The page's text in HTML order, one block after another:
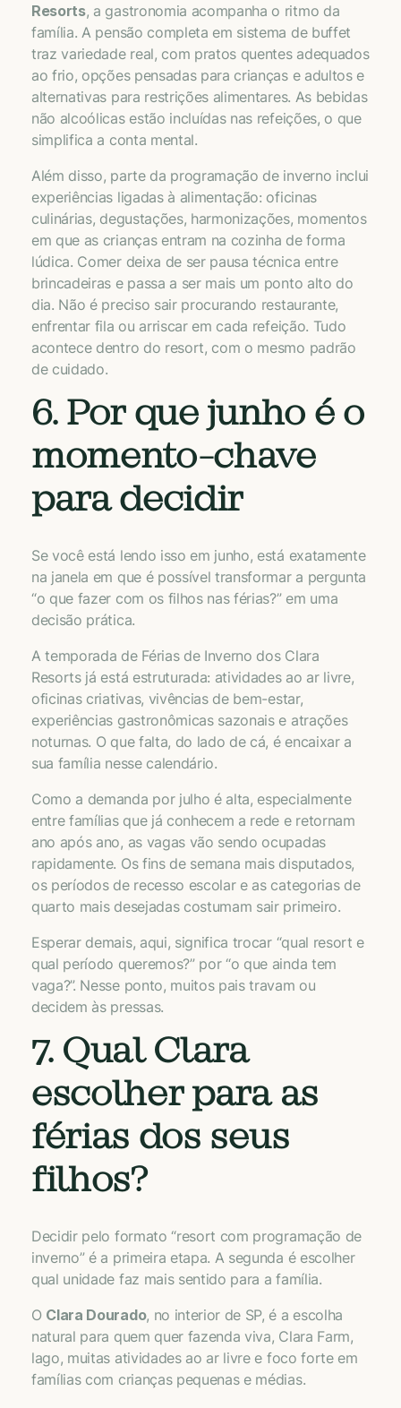
Resorts, a gastronomia acompanha o ritmo da
família. A pensão completa em sistema de buffet
traz variedade real, com pratos quentes adequados
ao frio, opções pensadas para crianças e adultos e
alternativas para restrições alimentares. As bebidas
não alcoólicas estão incluídas nas refeições, o que
simplifica a conta mental.
Além disso, parte da programação de inverno inclui
experiências ligadas à alimentação: oficinas
culinárias, degustações, harmonizações, momentos
em que as crianças entram na cozinha de forma
lúdica. Comer deixa de ser pausa técnica entre
brincadeiras e passa a ser mais um ponto alto do
dia. Não é preciso sair procurando restaurante,
enfrentar fila ou arriscar em cada refeição. Tudo
acontece dentro do resort, com o mesmo padrão
de cuidado.
6. Por que junho é o
momento-chave
para decidir
Se você está lendo isso em junho, está exatamente
na janela em que é possível transformar a pergunta
“o que fazer com os filhos nas férias?” em uma
decisão prática.
A temporada de Férias de Inverno dos Clara
Resorts já está estruturada: atividades ao ar livre,
oficinas criativas, vivências de bem-estar,
experiências gastronômicas sazonais e atrações
noturnas. O que falta, do lado de cá, é encaixar a
sua família nesse calendário.
Como a demanda por julho é alta, especialmente
entre famílias que já conhecem a rede e retornam
ano após ano, as vagas vão sendo ocupadas
rapidamente. Os fins de semana mais disputados,
os períodos de recesso escolar e as categorias de
quarto mais desejadas costumam sair primeiro.
Esperar demais, aqui, significa trocar “qual resort e
qual período queremos?” por “o que ainda tem
vaga?”. Nesse ponto, muitos pais travam ou
decidem às pressas.
7. Qual Clara
escolher para as
férias dos seus
filhos?
Decidir pelo formato “resort com programação de
inverno” é a primeira etapa. A segunda é escolher
qual unidade faz mais sentido para a família.
O Clara Dourado, no interior de SP, é a escolha
natural para quem quer fazenda viva, Clara Farm,
lago, muitas atividades ao ar livre e foco forte em
famílias com crianças pequenas e médias.